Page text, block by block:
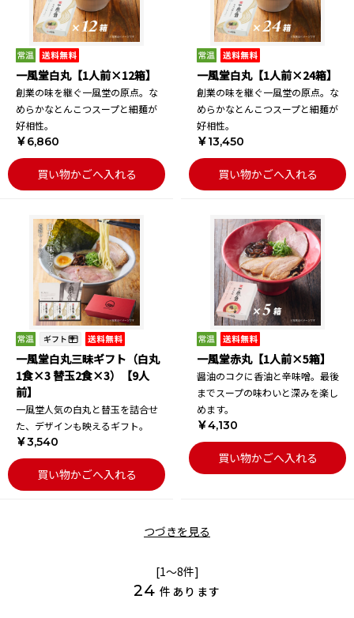
一風堂白丸【1人前×12箱】
創業の味を継ぐ一風堂の原点。な
めらかなとんこつスープと細麺が
好相性。
￥6,860
買い物かごへ入れる
一風堂白丸【1人前×24箱】
創業の味を継ぐ一風堂の原点。な
めらかなとんこつスープと細麺が
好相性。
￥13,450
買い物かごへ入れる
一風堂白丸三昧ギフト（白丸
1食×3 替玉2食×3）【9人
前】
一風堂人気の白丸と替玉を詰合せ
た、デザインも映えるギフト。
￥3,540
買い物かごへ入れる
一風堂赤丸【1人前×5箱】
醤油のコクに香油と辛味噌。最後
までスープの味わいと深みを楽し
めます。
￥4,130
買い物かごへ入れる
つづきを見る
[1～8件]
24 件あります